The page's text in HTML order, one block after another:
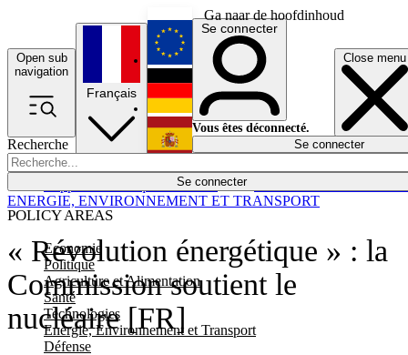
Ga naar de hoofdinhoud
Open sub
navigation
Close menu
Recherche
Se connecter
POLICY AREAS
Economie
Politique
Agriculture et Alimentation
Santé
Technologies
Energie, Environnement et Transport
Défense
Économie
Français
English
Deutsch
Español
Se connecter
Vous êtes déconnecté.
Se connecter
« Révolution énergétique » : la
Commission soutient le
nucléaire [FR]
ENERGIE, ENVIRONNEMENT ET TRANSPORT